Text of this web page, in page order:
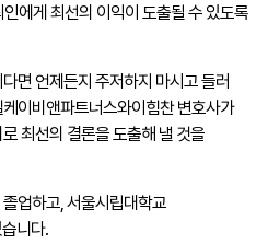
에게 최선의 이익이 도출될 수 있도록
면 언제든지 주저하지 마시고 들러
이비앤파트너스와이힘찬 변호사가
최선의 결론을 도출해 낼 것을
업하고, 서울시립대학교
니다.